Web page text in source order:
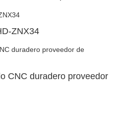
ZNX34
CNC duradero proveedor